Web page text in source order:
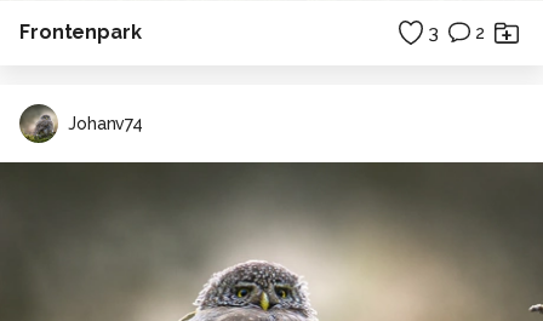
Frontenpark 3 2
Johanv74